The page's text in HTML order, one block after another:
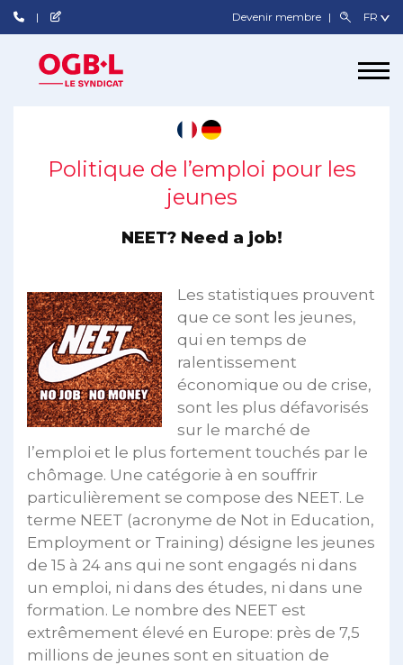
Devenir membre
Politique de l’emploi pour les
jeunes
NEET? Need a job!
Les statistiques prouvent
que ce sont les jeunes,
qui en temps de
ralentissement
économique ou de crise,
sont les plus défavorisés
sur le marché de
l’emploi et le plus fortement touchés par le
chômage. Une catégorie à en souffrir
particulièrement se compose des NEET. Le
terme NEET (acronyme de Not in Education,
Employment or Training) désigne les jeunes
de 15 à 24 ans qui ne sont engagés ni dans
un emploi, ni dans des études, ni dans une
formation. Le nombre des NEET est
extrêmement élevé en Europe: près de 7,5
millions de jeunes sont en situation de